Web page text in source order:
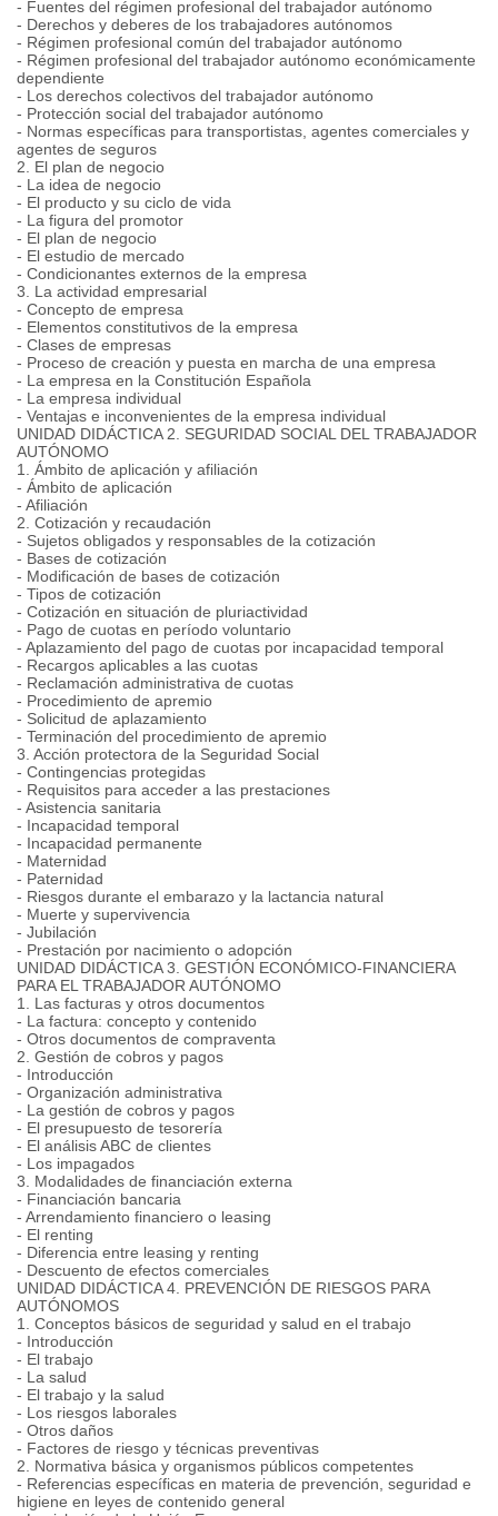
- Fuentes del régimen profesional del trabajador autónomo
- Derechos y deberes de los trabajadores autónomos
- Régimen profesional común del trabajador autónomo
- Régimen profesional del trabajador autónomo económicamente
dependiente
- Los derechos colectivos del trabajador autónomo
- Protección social del trabajador autónomo
- Normas específicas para transportistas, agentes comerciales y
agentes de seguros
2. El plan de negocio
- La idea de negocio
- El producto y su ciclo de vida
- La figura del promotor
- El plan de negocio
- El estudio de mercado
- Condicionantes externos de la empresa
3. La actividad empresarial
- Concepto de empresa
- Elementos constitutivos de la empresa
- Clases de empresas
- Proceso de creación y puesta en marcha de una empresa
- La empresa en la Constitución Española
- La empresa individual
- Ventajas e inconvenientes de la empresa individual
UNIDAD DIDÁCTICA 2. SEGURIDAD SOCIAL DEL TRABAJADOR
AUTÓNOMO
1. Ámbito de aplicación y afiliación
- Ámbito de aplicación
- Afiliación
2. Cotización y recaudación
- Sujetos obligados y responsables de la cotización
- Bases de cotización
- Modificación de bases de cotización
- Tipos de cotización
- Cotización en situación de pluriactividad
- Pago de cuotas en período voluntario
- Aplazamiento del pago de cuotas por incapacidad temporal
- Recargos aplicables a las cuotas
- Reclamación administrativa de cuotas
- Procedimiento de apremio
- Solicitud de aplazamiento
- Terminación del procedimiento de apremio
3. Acción protectora de la Seguridad Social
- Contingencias protegidas
- Requisitos para acceder a las prestaciones
- Asistencia sanitaria
- Incapacidad temporal
- Incapacidad permanente
- Maternidad
- Paternidad
- Riesgos durante el embarazo y la lactancia natural
- Muerte y supervivencia
- Jubilación
- Prestación por nacimiento o adopción
UNIDAD DIDÁCTICA 3. GESTIÓN ECONÓMICO-FINANCIERA
PARA EL TRABAJADOR AUTÓNOMO
1. Las facturas y otros documentos
- La factura: concepto y contenido
- Otros documentos de compraventa
2. Gestión de cobros y pagos
- Introducción
- Organización administrativa
- La gestión de cobros y pagos
- El presupuesto de tesorería
- El análisis ABC de clientes
- Los impagados
3. Modalidades de financiación externa
- Financiación bancaria
- Arrendamiento financiero o leasing
- El renting
- Diferencia entre leasing y renting
- Descuento de efectos comerciales
UNIDAD DIDÁCTICA 4. PREVENCIÓN DE RIESGOS PARA
AUTÓNOMOS
1. Conceptos básicos de seguridad y salud en el trabajo
- Introducción
- El trabajo
- La salud
- El trabajo y la salud
- Los riesgos laborales
- Otros daños
- Factores de riesgo y técnicas preventivas
2. Normativa básica y organismos públicos competentes
- Referencias específicas en materia de prevención, seguridad e
higiene en leyes de contenido general